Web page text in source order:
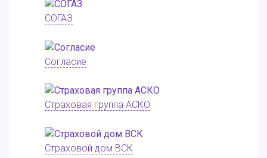
СОГАЗ
Согласие
Страховая группа АСКО
Страховой дом ВСК